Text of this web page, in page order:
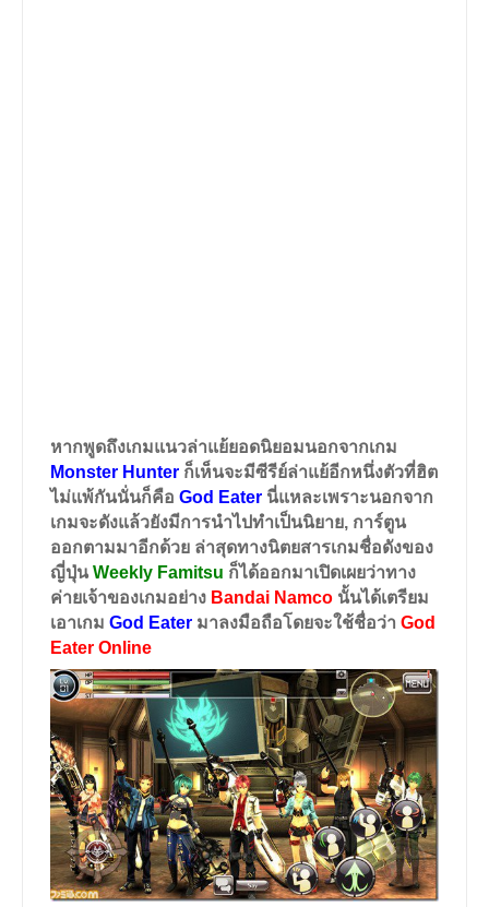
หากพูดถึงเกมแนวล่าแย้ยอดนิยอมนอกจากเกม
Monster Hunter ก็เห็นจะมีซีรีย์ล่าแย้อีกหนึ่งตัวที่ฮิต
ไม่แพ้กันนั่นก็คือ God Eater นี่แหละเพราะนอกจาก
เกมจะดังแล้วยังมีการนำไปทำเป็นนิยาย, การ์ตูน
ออกตามมาอีกด้วย ล่าสุดทางนิตยสารเกมชื่อดังของ
ญี่ปุ่นWeekly Famitsu ก็ได้ออกมาเปิดเผยว่าทาง
ค่ายเจ้าของเกมอย่าง Bandai Namco นั้นได้เตรียม
เอาเกม God Eater มาลงมือถือโดยจะใช้ชื่อว่า God
Eater Online